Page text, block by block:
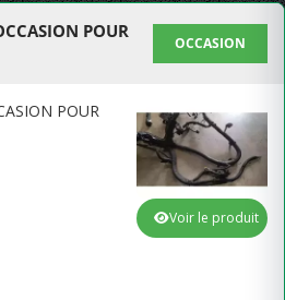
POUR
OCCASION
POUR
Voir le produit